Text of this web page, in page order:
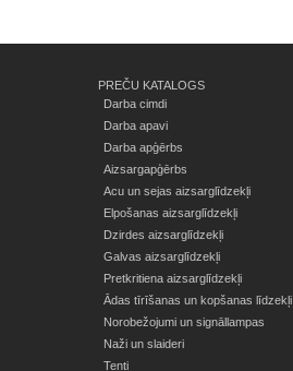
PREČU KATALOGS
Darba cimdi
Darba apavi
Darba apģērbs
Aizsargapģērbs
Acu un sejas aizsarglīdzekļi
Elpošanas aizsarglīdzekļi
Dzirdes aizsarglīdzekļi
Galvas aizsarglīdzekļi
Pretkritiena aizsarglīdzekļi
Ādas tīrīšanas un kopšanas līdzekļi
Norobežojumi un signāllampas
Naži un slaideri
Tenti